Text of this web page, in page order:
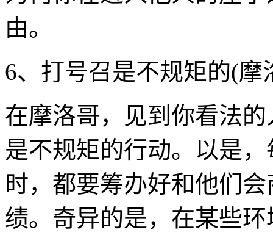
由。
6、打号召是不规矩的(摩
在摩洛哥，见到你看法
是不规矩的行动。以是
时，都要筹办好和他们
绩。奇异的是，在某些